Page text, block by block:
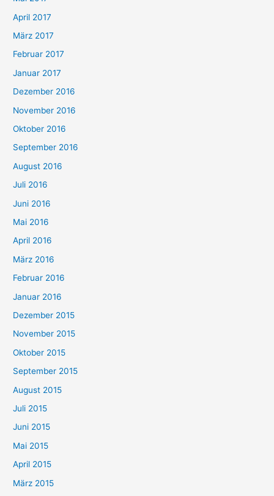
April 2017
März 2017
Februar 2017
Januar 2017
Dezember 2016
November 2016
Oktober 2016
September 2016
August 2016
Juli 2016
Juni 2016
Mai 2016
April 2016
März 2016
Februar 2016
Januar 2016
Dezember 2015
November 2015
Oktober 2015
September 2015
August 2015
Juli 2015
Juni 2015
Mai 2015
April 2015
März 2015